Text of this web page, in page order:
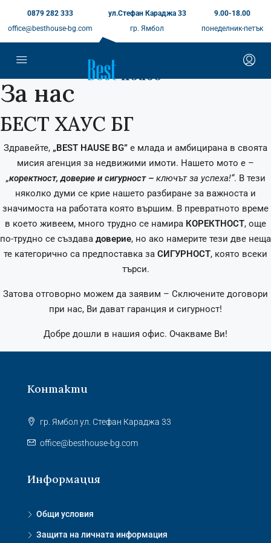
0879 282 333
office@besthouse-bg.com
ул.Стефан Караджа 33
гр. Ямбол
9.00-18.00
понеделник-петък
За нас
БЕСТ ХАУС БГ
Здравейте, „BEST HAUSE BG” е млада и амбицирана в своята
мисия агенция за недвижими имоти. Нашето мото е –
„коректност, доверие и сигурност– ключът за успеха!“. В тези
няколко думи се крие нашето разбиране за важноста и
значимоста на работата която вършим. В превратното време
в което живеем, много трудно се намира КОРЕКТНОСТ, още
по-трудно се създава доверие, но ако намерите тези две неща
те категорично са предпоставка за СИГУРНОСТ, която всеки
търси.
Затова отговорно можем да заявим – Сключените договори
при нас, Ви дават гаранция и сигурност!
Добре дошли в нашия офис. Очакваме Ви!
Контакти
гр. Ямбол ул. Стефан Караджа 33
office@besthouse-bg.com
Информация
Общи условия
Защита на личната информация